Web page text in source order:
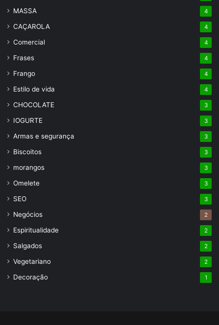
MASSA 4
CAÇAROLA 4
Comercial 4
Frases 4
Frango 4
Estilo de vida 4
CHOCOLATE 3
IOGURTE 3
Armas e segurança 3
Biscoitos 3
morangos 3
Omelete 3
SEO 3
Negócios 2
Espiritualidade 2
Salgados 2
Vegetariano 2
Decoração 1